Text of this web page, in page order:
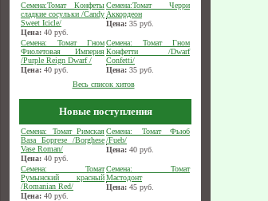
Семена:Томат Конфеты
сладкие сосульки /Candy
Sweet Icicle/
Цена: 40 руб.
Семена:Томат Черри
Аккордеон
Цена: 35 руб.
Семена: Томат Гном
Фиолетовая Империя
/Purple Reign Dwarf /
Цена: 40 руб.
Семена: Томат Гном
Конфетти /Dwarf
Confetti/
Цена: 35 руб.
Весь список хитов
Новые поступления
Семена: Томат Римская
Ваза Боргезе /Borghese
Vase Roman/
Цена: 40 руб.
Семена: Томат Фьюб
/Fueb/
Цена: 40 руб.
Семена: Томат
Румынский красный
/Romanian Red/
Цена: 40 руб.
Семена: Томат
Мастодонт
Цена: 45 руб.